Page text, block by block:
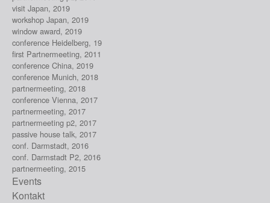
visit Japan, 2019
workshop Japan, 2019
window award, 2019
conference Heidelberg, 19
first Partnermeeting, 2011
conference China, 2019
conference Munich, 2018
partnermeeting, 2018
conference Vienna, 2017
partnermeeting, 2017
partnermeeting p2, 2017
passive house talk, 2017
conf. Darmstadt, 2016
conf. Darmstadt P2, 2016
partnermeeting, 2015
Events
Kontakt